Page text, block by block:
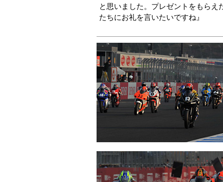
と思いました。プレゼントをもら
たちにお礼を言いたいですね』